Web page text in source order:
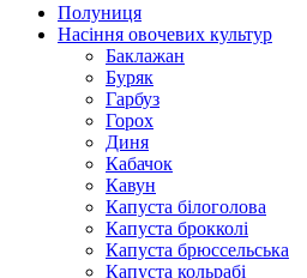
Полуниця
Насіння овочевих культур
Баклажан
Буряк
Гарбуз
Горох
Диня
Кабачок
Кавун
Капуста білоголова
Капуста брокколі
Капуста брюссельська
Капуста кольрабі